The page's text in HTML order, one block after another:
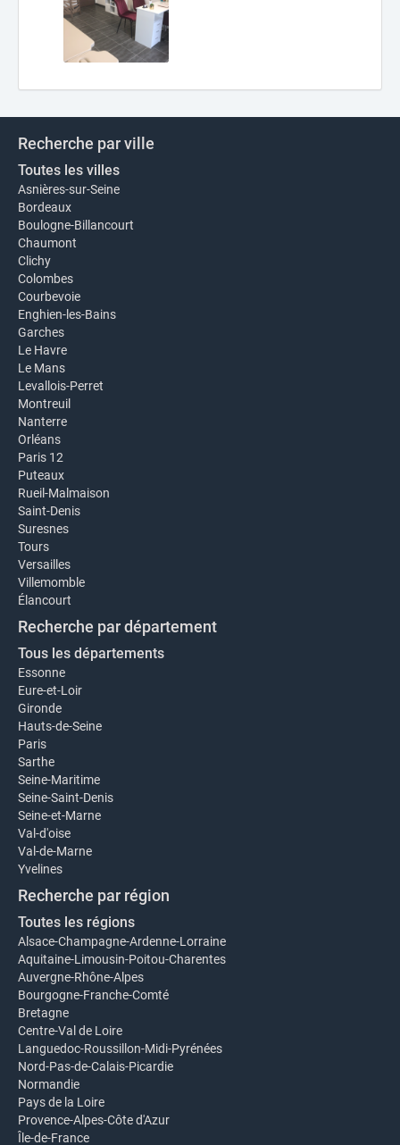
Recherche par ville
Toutes les villes
Asnières-sur-Seine
Bordeaux
Boulogne-Billancourt
Chaumont
Clichy
Colombes
Courbevoie
Enghien-les-Bains
Garches
Le Havre
Le Mans
Levallois-Perret
Montreuil
Nanterre
Orléans
Paris 12
Puteaux
Rueil-Malmaison
Saint-Denis
Suresnes
Tours
Versailles
Villemomble
Élancourt
Recherche par département
Tous les départements
Essonne
Eure-et-Loir
Gironde
Hauts-de-Seine
Paris
Sarthe
Seine-Maritime
Seine-Saint-Denis
Seine-et-Marne
Val-d'oise
Val-de-Marne
Yvelines
Recherche par région
Toutes les régions
Alsace-Champagne-Ardenne-Lorraine
Aquitaine-Limousin-Poitou-Charentes
Auvergne-Rhône-Alpes
Bourgogne-Franche-Comté
Bretagne
Centre-Val de Loire
Languedoc-Roussillon-Midi-Pyrénées
Nord-Pas-de-Calais-Picardie
Normandie
Pays de la Loire
Provence-Alpes-Côte d'Azur
Île-de-France